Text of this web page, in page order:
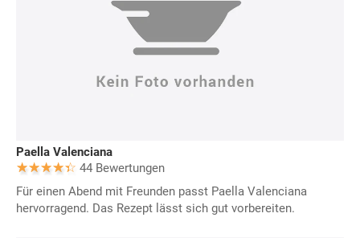
Paella Valenciana
44 Bewertungen
Für einen Abend mit Freunden passt Paella Valenciana
hervorragend. Das Rezept lässt sich gut vorbereiten.